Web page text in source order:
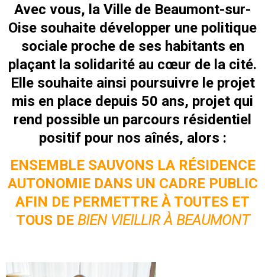
Avec vous, la Ville de Beaumont-sur-
Oise souhaite développer une politique
sociale proche de ses habitants en
plaçant la solidarité au cœur de la cité.
Elle souhaite ainsi poursuivre le projet
mis en place depuis 50 ans, projet qui
rend possible un parcours résidentiel
positif pour nos aînés, alors :
ENSEMBLE SAUVONS LA RÉSIDENCE
AUTONOMIE DANS UN CADRE PUBLIC
AFIN DE PERMETTRE À TOUTES ET
TOUS DE BIEN VIEILLIR À BEAUMONT